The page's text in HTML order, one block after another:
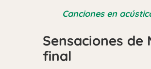
Canciones en
Sensaciones
final